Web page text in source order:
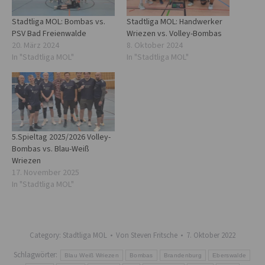
Stadtliga MOL: Bombas vs.
PSV Bad Freienwalde
20. März 2024
In "Stadtliga MOL"
Stadtliga MOL: Handwerker
Wriezen vs. Volley-Bombas
8. Oktober 2024
In "Stadtliga MOL"
5.Spieltag 2025/2026 Volley-
Bombas vs. Blau-Weiß
Wriezen
17. November 2025
In "Stadtliga MOL"
Category: Stadtliga MOL Von Steven Fritsche
7. Oktober 2022
Schlagwörter:
Blau Weiß Wriezen Bombas Brandenburg Eberswalde